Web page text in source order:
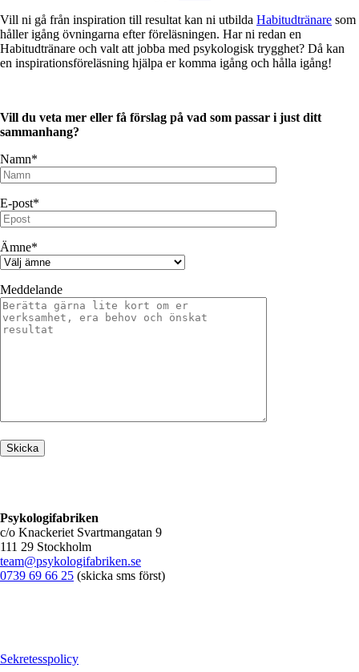
Vill ni gå från inspiration till resultat kan ni utbilda Habitudtränare som
håller igång övningarna efter föreläsningen. Har ni redan en
Habitudtränare och valt att jobba med psykologisk trygghet? Då kan
en inspirationsföreläsning hjälpa er komma igång och hålla igång!
Vill du veta mer eller få förslag på vad som passar i just ditt
sammanhang?
Namn*
E-post*
Ämne*
Meddelande
Psykologifabriken
c/o Knackeriet Svartmangatan 9
111 29 Stockholm
team@psykologifabriken.se
0739 69 66 25 (skicka sms först)
Sekretesspolicy